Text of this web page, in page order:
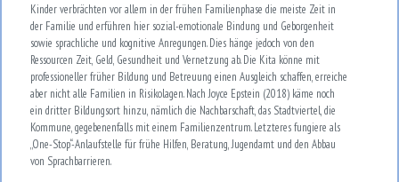
Kinder verbrächten vor allem in der frühen Familienphase die meiste Zeit in
der Familie und erführen hier sozial-emotionale Bindung und Geborgenheit
sowie sprachliche und kognitive Anregungen. Dies hänge jedoch von den
Ressourcen Zeit, Geld, Gesundheit und Vernetzung ab. Die Kita könne mit
professioneller früher Bildung und Betreuung einen Ausgleich schaffen, erreiche
aber nicht alle Familien in Risikolagen. Nach Joyce Epstein (2018) käme noch
ein dritter Bildungsort hinzu, nämlich die Nachbarschaft, das Stadtviertel, die
Kommune, gegebenenfalls mit einem Familienzentrum. Letzteres fungiere als
„One-Stop“-Anlaufstelle für frühe Hilfen, Beratung, Jugendamt und den Abbau
von Sprachbarrieren.